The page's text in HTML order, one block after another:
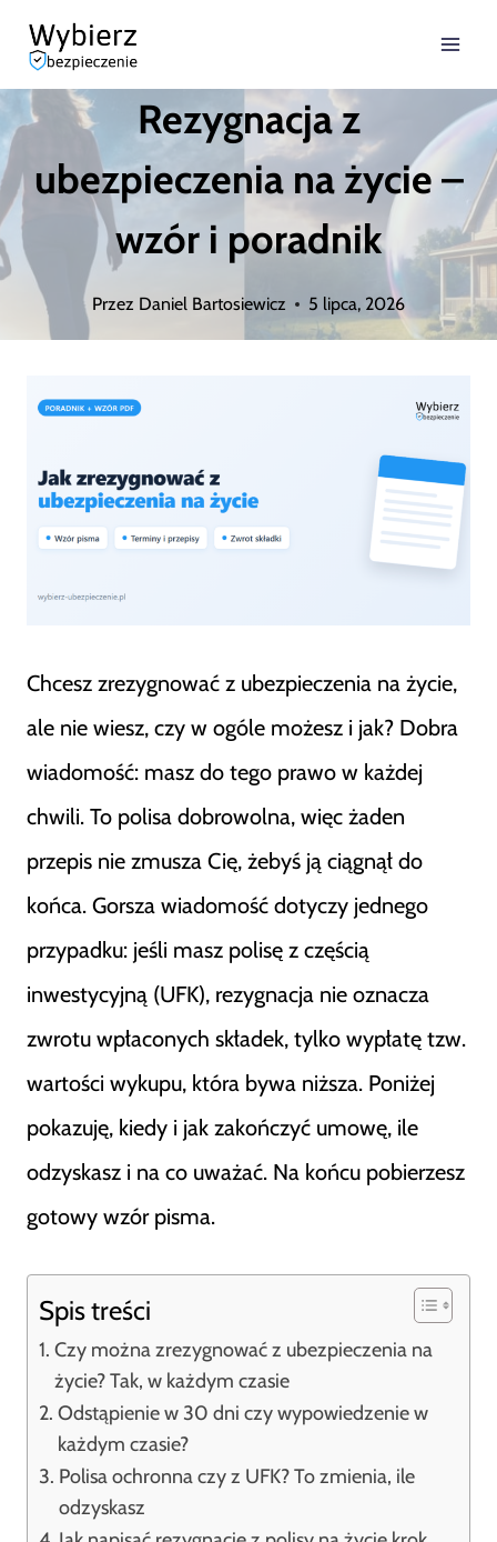
Przejdź
treści
Rezygnacja z
ubezpieczenia na życie –
wzór i poradnik
Przez Daniel Bartosiewicz 5 lipca, 2026
Chcesz zrezygnować z ubezpieczenia na życie,
ale nie wiesz, czy w ogóle możesz i jak? Dobra
wiadomość: masz do tego prawo w każdej
chwili. To polisa dobrowolna, więc żaden
przepis nie zmusza Cię, żebyś ją ciągnął do
końca. Gorsza wiadomość dotyczy jednego
przypadku: jeśli masz polisę z częścią
inwestycyjną (UFK), rezygnacja nie oznacza
zwrotu wpłaconych składek, tylko wypłatę tzw.
wartości wykupu, która bywa niższa. Poniżej
pokazuję, kiedy i jak zakończyć umowę, ile
odzyskasz i na co uważać. Na końcu pobierzesz
gotowy wzór pisma.
Spis treści
Czy można zrezygnować z ubezpieczenia na
życie? Tak, w każdym czasie
Odstąpienie w 30 dni czy wypowiedzenie w
każdym czasie?
Polisa ochronna czy z UFK? To zmienia, ile
odzyskasz